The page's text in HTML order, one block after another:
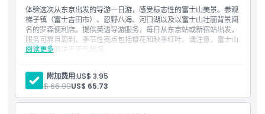
取消政策
体验这次从东京出发的导游一日游，感受标志性的富士山美景。参观
梯子镇（富士吉田市）、忍野八海、河口湖以及以富士山壮丽背景闻
名的罗森便利店。提供英语导游服务，每日从东京站或新宿站出发，
服务可靠且周到。季节性亮点包括樱花和秋季红叶。请注意，富士山
的能见度取决于天气状况。
阅读更多
景点门票
英语导游
往返接送服务（往返集合地点）
每人：附加费用:US$ 3.95
人:US$ 66.99US$ 65.73